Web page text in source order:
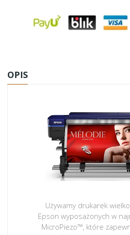
OPIS
Używamy drukarek
Epson wyposażonych w
MicroPiezo™, które